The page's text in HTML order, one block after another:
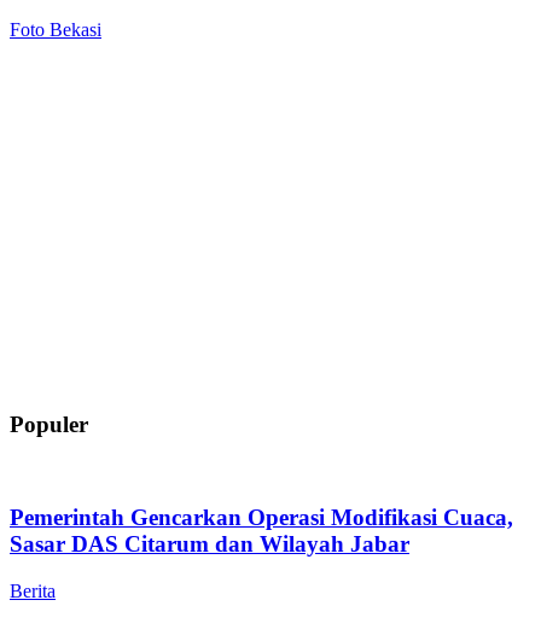
Foto Bekasi
Populer
Pemerintah Gencarkan Operasi Modifikasi Cuaca,
Sasar DAS Citarum dan Wilayah Jabar
Berita